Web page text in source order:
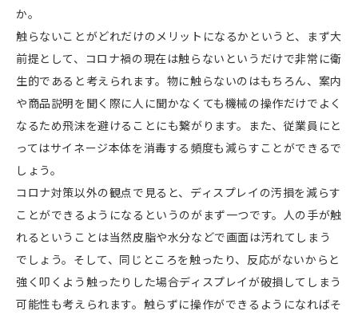
か。
触らないことがどれだけのメリットになるかというと、まず大
前提として、コロナ禍の現在は触らないというだけで非常に衛
生的であると考えられます。物に触らないのはもちろん、案内
や商品説明を聞く際に人に聞かなくても機械の操作だけでよく
なるため飛沫を避けることにも繋がります。また、従業員にと
ってはサイネージ本体を消毒する頻度も減らすことができるで
しょう。
コロナ対策以外の観点で見ると、ディスプレイの汚損を減らす
ことができるようになるというのがまず一つです。人の手が触
れるということは当然皮脂や水分などで画面は汚れてしまう
でしょう。そして、同じところを触ったり、反応がないからと
強く叩くよう触ったりした場合ディスプレイが破損してしまう
可能性も考えられます。触らずに操作ができるようになればそ